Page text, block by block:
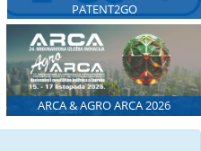
PATENT2GO
ARCA & AGRO ARCA 2026